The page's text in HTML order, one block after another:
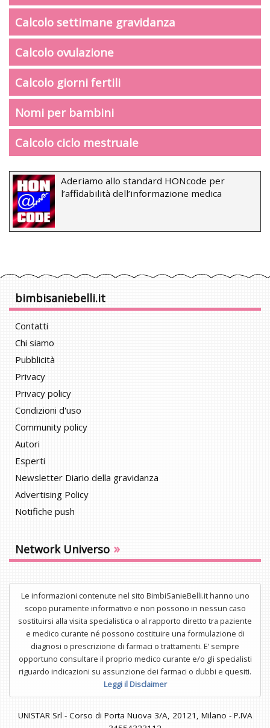
Calcolo settimane gravidanza
Calcolo ovulazione
Calcolo giorni fertili
Nomi per bambini
Calcolo ciclo mestruale
Aderiamo allo standard HONcode per
l’affidabilità dell’informazione medica
bimbisaniebelli.it
Contatti
Chi siamo
Pubblicità
Privacy
Privacy policy
Condizioni d'uso
Community policy
Autori
Esperti
Newsletter Diario della gravidanza
Advertising Policy
Notifiche push
Network Universo »
Le informazioni contenute nel sito BimbiSanieBelli.it hanno uno
scopo puramente informativo e non possono in nessun caso
sostituirsi alla visita specialistica o al rapporto diretto tra paziente
e medico curante né possono costituire una formulazione di
diagnosi o prescrizione di farmaci o trattamenti. E’ sempre
opportuno consultare il proprio medico curante e/o gli specialisti
riguardo indicazioni su assunzione dei farmaci o dubbi e quesiti.
Leggi il Disclaimer
UNISTAR Srl - Corso di Porta Nuova 3/A, 20121, Milano - P.IVA